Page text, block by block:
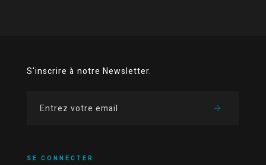
S'inscrire à notre Newsletter.
SE CONNECTER